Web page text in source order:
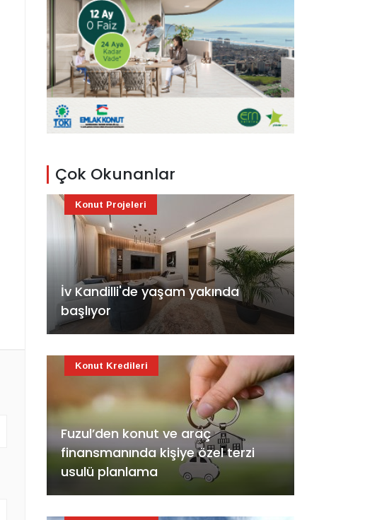
Çok Okunanlar
İv Kandilli'de yaşam yakında
başlıyor
Konut Projeleri
Fuzul’den konut ve araç
finansmanında kişiye özel terzi
usulü planlama
Konut Kredileri